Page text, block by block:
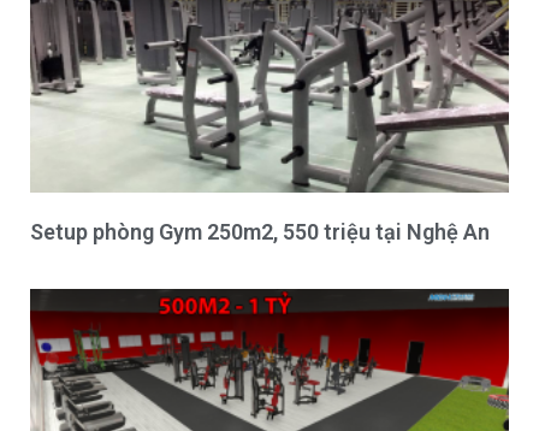
Setup phòng Gym 250m2, 550 triệu tại Nghệ An